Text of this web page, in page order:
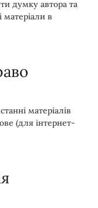
думку автора та
матеріали в
матеріалів
(для інтернет-